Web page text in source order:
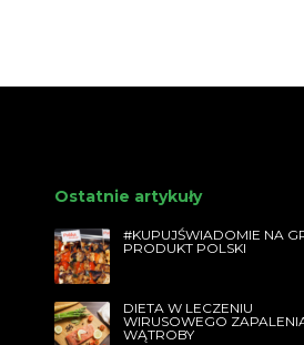
Ostatnie artykuły
#KUPUJŚWIADOMIE NA
PRODUKT POLSKI
DIETA W LECZENIU
WIRUSOWEGO
WĄTROBY